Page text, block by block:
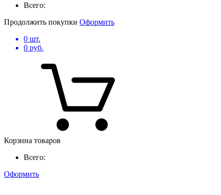
Всего:
Продолжить покупки Оформить
0 шт.
0 руб.
Корзина товаров
Всего:
Оформить